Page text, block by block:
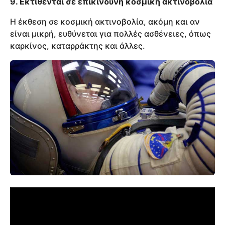
Η έκθεση σε κοσμική ακτινοβολία, ακόμη και αν
είναι μικρή, ευθύνεται για πολλές ασθένειες, όπως
καρκίνος, καταρράκτης και άλλες.